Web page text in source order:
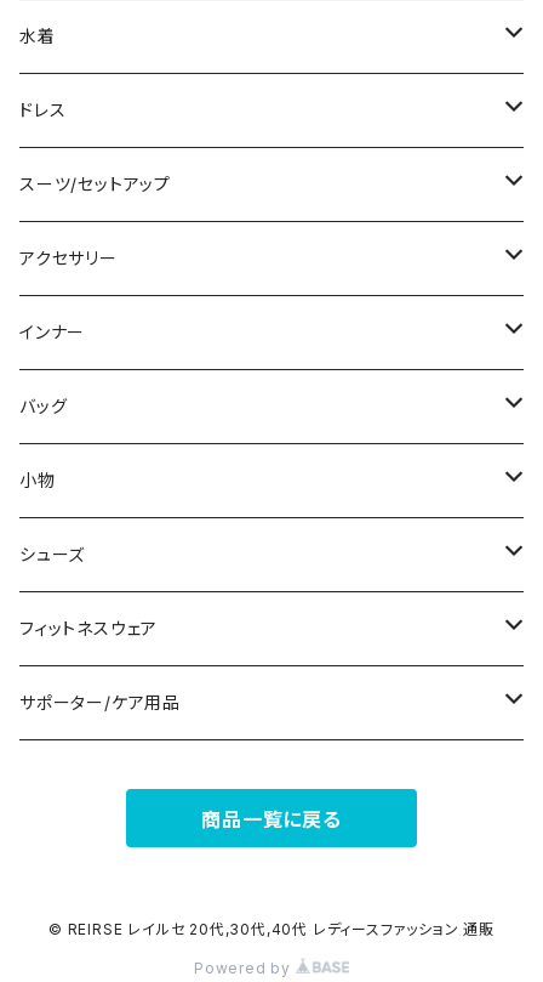
ノースリーブ
その他
チュニック
ベアトップ/チューブトップ
カーディガン/ボレロ
ニット/セーター
パーカー
スウェット/トレーナー
その他
ロング丈
デニム
レギンス
その他
オールインワン
ミディアム/ミモレ
ロング
その他
コート
ジャケット
その他
水着
タンキニ
バンドゥビキニ
ワンピース
ラッシュガード
その他
ドレス
ミニ/ショート
ミディアム/ミモレ
ロング/マキシ
袖付き
ノースリーブ
パンツドレス
ナイトドレス
その他
スーツ/セットアップ
パンツスーツ
スカートスーツ
その他
アクセサリー
ネックレス
ブレスレット
ピアス
コサージュ
リング
その他
インナー
ブラ/ブラトップ/ベアトップ
ショーツ
タンクトップ/キャミソール
半袖/5分
7分/長袖
ペチコート/ペチパンツ
その他
バッグ
サブバッグ
クラッチバッグ
トートバッグ
ショルダーバッグ
カジュアルバッグ
バックパック
小物
マフラー/スカーフ/ストール
財布
アクセサリーケース
シューズ
スニーカー
ブーツ
その他
フィットネスウェア
セット販売
タイツ
サポーター/ケア用品
商品一覧に戻る
© REIRSE レイルセ 20代,30代,40代 レディースファッション 通販
Powered by